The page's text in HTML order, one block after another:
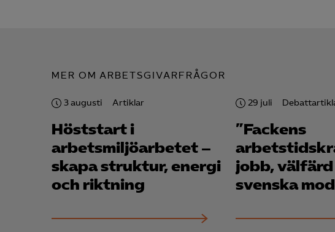
Leadfeeder
Microsoft Ads
MER OM ARBETSGIVARFRÅGOR
3 augusti Artiklar
Höststart i
arbetsmiljö­arbetet –
skapa struktur, energi
och riktning
29 juli
”Fackens
jobb, välfärd
svenska